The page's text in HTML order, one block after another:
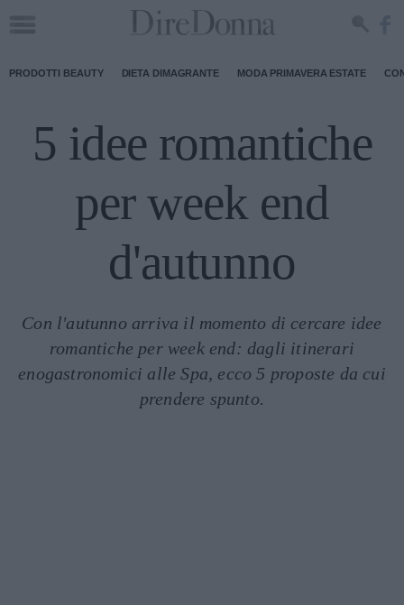
PRODOTTI BEAUTY DIETA DIMAGRANTE MODA PRIMAVERA ESTATE
5 idee romantiche
per week end
d'autunno
Con l'autunno arriva il momento di cercare idee
romantiche per week end: dagli itinerari
enogastronomici alle Spa, ecco 5 proposte da cui
prendere spunto.